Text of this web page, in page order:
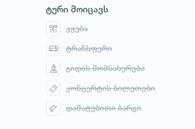
ტური მოიცავს
კვება
ტრანსფერი
გიდის მომსახურება
კონცერტის ბილეთები
დამატებითი ბარგი